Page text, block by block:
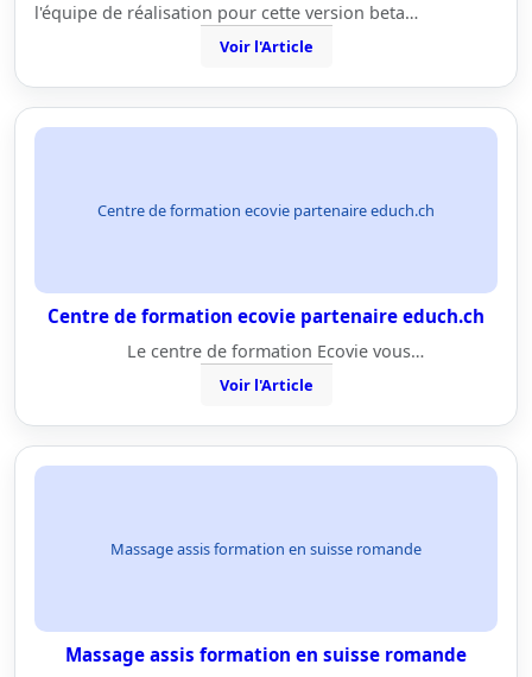
l'équipe de réalisation pour cette version beta…
Voir l'Article
Centre de formation ecovie partenaire educh.ch
Centre de formation ecovie partenaire educh.ch
Le centre de formation Ecovie vous…
Voir l'Article
Massage assis formation en suisse romande
Massage assis formation en suisse romande